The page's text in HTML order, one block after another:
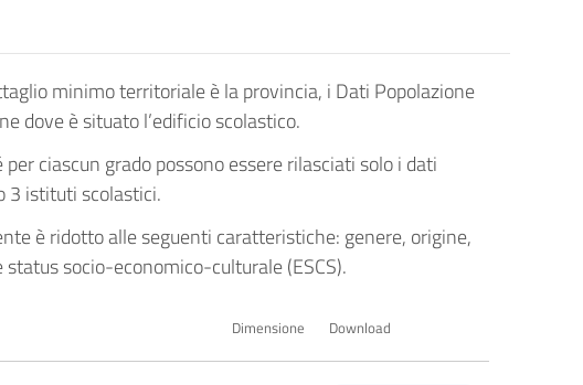
minimo territoriale è la provincia, i Dati Popolazione
dove è situato l’edificio scolastico.
ciascun grado possono essere rilasciati solo i dati
3 istituti scolastici.
è ridotto alle seguenti caratteristiche: genere, origine,
socio-economico-culturale (ESCS).
Dimensione Download